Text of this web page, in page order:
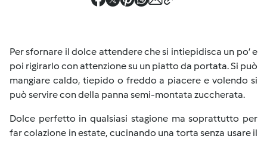
Per sfornare il dolce attendere che si intiepidisca un po’ e
poi rigirarlo con attenzione su un piatto da portata. Si può
mangiare caldo, tiepido o freddo a piacere e volendo si
può servire con della panna semi-montata zuccherata.
Dolce perfetto in qualsiasi stagione ma soprattutto per
far colazione in estate, cucinando una torta senza usare il